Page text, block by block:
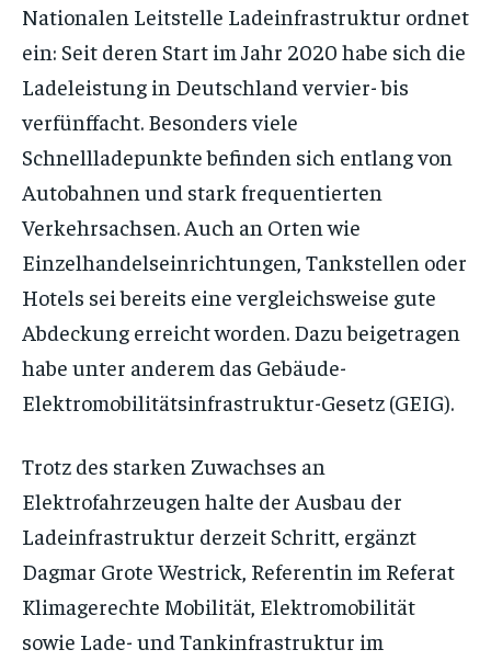
Nationalen Leitstelle Ladeinfrastruktur ordnet
ein: Seit deren Start im Jahr 2020 habe sich die
Ladeleistung in Deutschland vervier- bis
verfünffacht. Besonders viele
Schnellladepunkte befinden sich entlang von
Autobahnen und stark frequentierten
Verkehrsachsen. Auch an Orten wie
Einzelhandelseinrichtungen, Tankstellen oder
Hotels sei bereits eine vergleichsweise gute
Abdeckung erreicht worden. Dazu beigetragen
habe unter anderem das Gebäude-
Elektromobilitätsinfrastruktur-Gesetz (GEIG).
Trotz des starken Zuwachses an
Elektrofahrzeugen halte der Ausbau der
Ladeinfrastruktur derzeit Schritt, ergänzt
Dagmar Grote Westrick, Referentin im Referat
Klimagerechte Mobilität, Elektromobilität
sowie Lade- und Tankinfrastruktur im